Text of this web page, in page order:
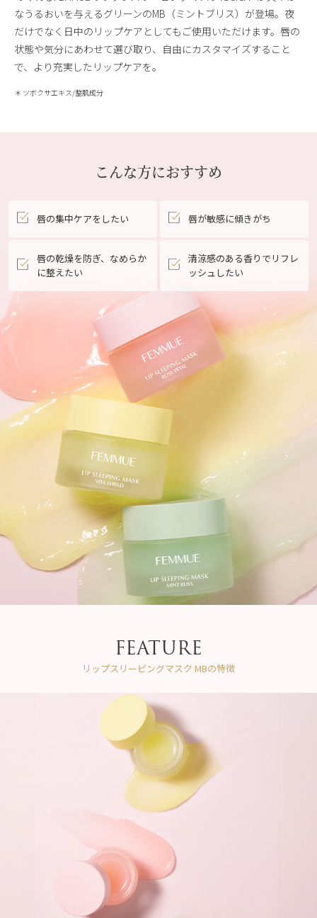
なうるおいを与えるグリーンのMB（ミントブリス）が登場。夜
だけでなく日中のリップケアとしてもご使用いただけます。唇の
状態や気分にあわせて選び取り、自由にカスタマイズすること
で、より充実したリップケアを。
＊ ツボクサエキス/整肌成分
こんな方におすすめ
唇の集中ケアをしたい 唇が敏感に傾きがち
唇の乾燥を防ぎ、なめらか
に整えたい
清涼感のある香りでリフレ
ッシュしたい
FEATURE
リップスリーピングマスク MBの特徴